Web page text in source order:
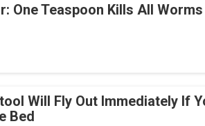
One Teaspoon Kills All
Will Fly Out Immediately If
Bed